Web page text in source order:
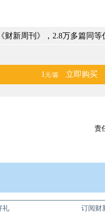
财新周刊》，2.8万多篇同
1 元/篇 立即购买
责
，提交相关信息。经确认即可刊登转
礼 订阅财